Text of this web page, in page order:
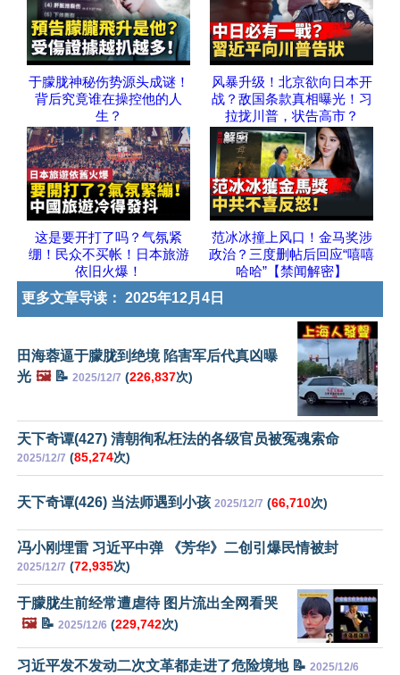
于朦胧神秘伤势源头成谜！
背后究竟谁在操控他的人
生？
风暴升级！北京欲向日本开
战？敌国条款真相曝光！习
拉拢川普，状告高市？
这是要开打了吗？气氛紧
绷！民众不买帐！日本旅游
依旧火爆！
范冰冰撞上风口！金马奖涉
政治？三度删帖后回应“嘻嘻
哈哈”【禁闻解密】
更多文章导读： 2025年12月4日
田海蓉逼于朦胧到绝境 陷害军后代真凶曝
光 🖼️📝 2025/12/7 (226,837次)
天下奇谭(427) 清朝徇私枉法的各级官员被冤魂索命
2025/12/7 (85,274次)
天下奇谭(426) 当法师遇到小孩 2025/12/7 (66,710次)
冯小刚埋雷 习近平中弹 《芳华》二创引爆民情被封
2025/12/7 (72,935次)
于朦胧生前经常遭虐待 图片流出全网看哭
🖼️📝 2025/12/6 (229,742次)
习近平发不发动二次文革都走进了危险境地 📝 2025/12/6